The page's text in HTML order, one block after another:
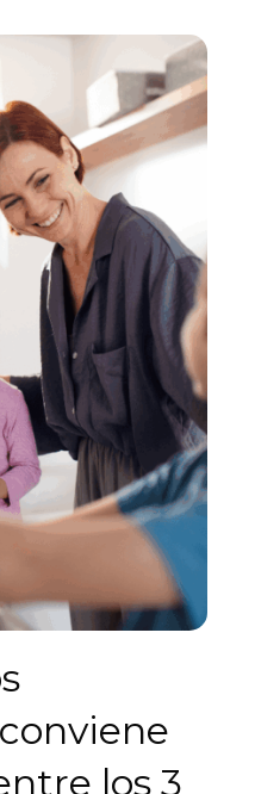
los 3